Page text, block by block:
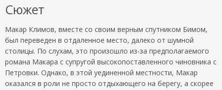
Сюжет
Макар Климов, вместе со своим верным спутником Бимом,
был переведен в отдаленное место, далеко от шумной
столицы. По слухам, это произошло из-за предполагаемого
романа Макара с супругой высокопоставленного чиновника с
Петровки. Однако, в этой уединенной местности, Макар
оказался в роли не просто отдыхающего на берегу, а скорее